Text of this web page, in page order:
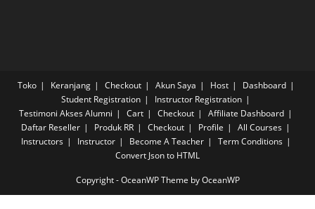
Toko Keranjang Checkout Akun Saya Host
Dashboard
Student Registration
Instructor Registration
Testimoni Akses Alumni
Cart Checkout
Affiliate Dashboard
Daftar Reseller
Produk RR Checkout Profile
All Courses
Instructors
Instructor Become A Teacher
Term Conditions
Convert Json to HTML
Copyright - OceanWP Theme by OceanWP